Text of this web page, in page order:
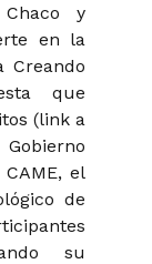
y
en la
Creando
que
(link a
el
de
su